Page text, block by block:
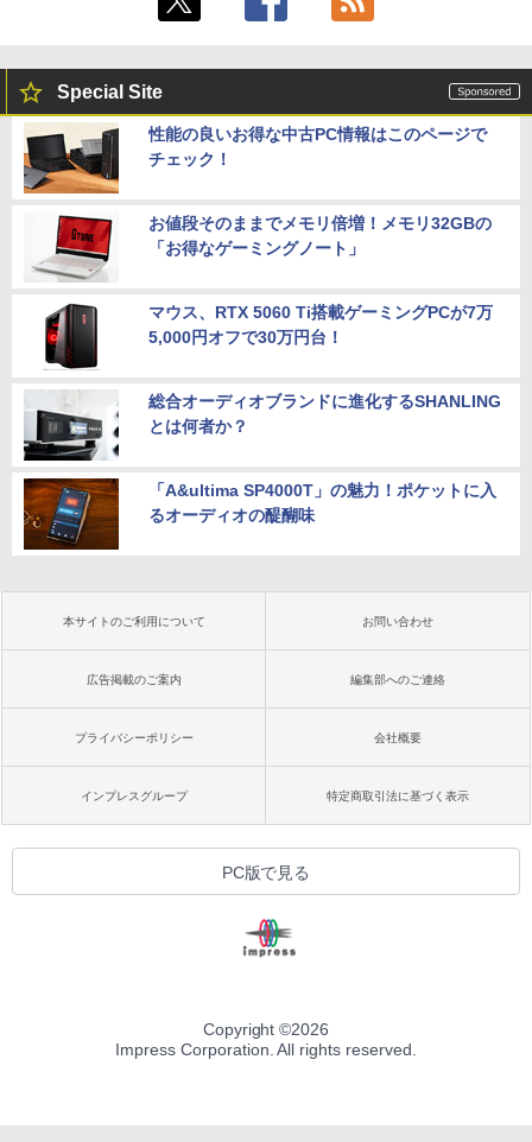
Special Site
性能の良いお得な中古PC情報はこのページで
チェック！
お値段そのままでメモリ倍増！メモリ32GBの
「お得なゲーミングノート」
マウス、RTX 5060 Ti搭載ゲーミングPCが7万
5,000円オフで30万円台！
総合オーディオブランドに進化するSHANLING
とは何者か？
「A&ultima SP4000T」の魅力！ポケットに入
るオーディオの醍醐味
本サイトのご利用について お問い合わせ
広告掲載のご案内 編集部へのご連絡
プライバシーポリシー 会社概要
インプレスグループ 特定商取引法に基づく表示
PC版で見る
Copyright ©2026
Impress Corporation. All rights reserved.